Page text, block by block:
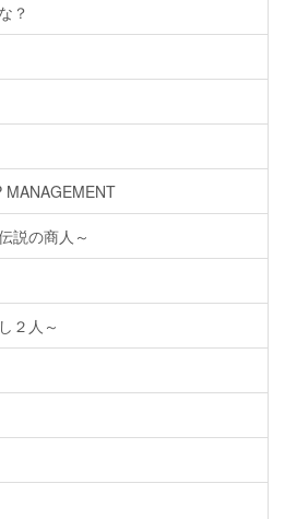
？
MANAGEMENT
説の商人～
２人～